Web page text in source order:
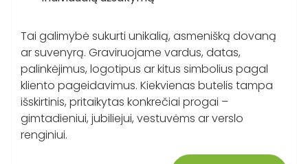
Tai galimybė sukurti unikalią, asmenišką dovaną
ar suvenyrą. Graviruojame vardus, datas,
palinkėjimus, logotipus ar kitus simbolius pagal
kliento pageidavimus. Kiekvienas butelis tampa
išskirtinis, pritaikytas konkrečiai progai –
gimtadieniui, jubiliejui, vestuvėms ar verslo
renginiui.